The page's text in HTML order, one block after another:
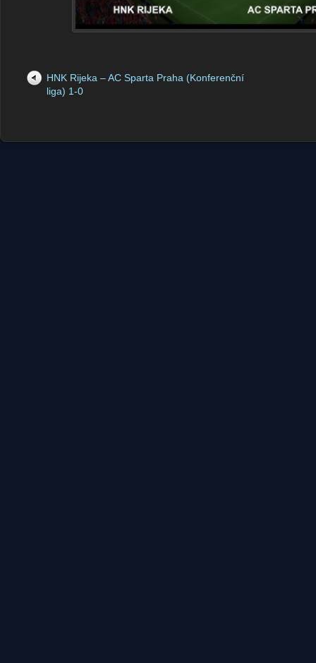
HNK Rijeka – AC Sparta Praha (Konferenční
liga) 1-0